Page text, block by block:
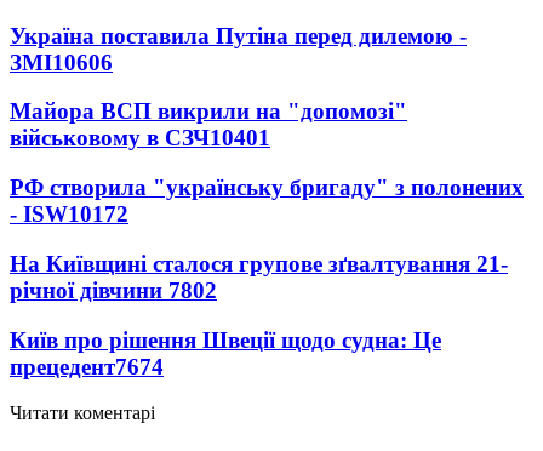
Україна поставила Путіна перед дилемою -
ЗМІ10606
Майора ВСП викрили на "допомозі"
військовому в СЗЧ10401
РФ створила "українську бригаду" з полонених
- ISW10172
На Київщині сталося групове зґвалтування 21-
річної дівчини 7802
Київ про рішення Швеції щодо судна: Це
прецедент7674
Читати коментарі